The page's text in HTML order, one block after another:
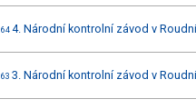
64 4. Národní kontrolní závod v
63 3. Národní kontrolní závod v